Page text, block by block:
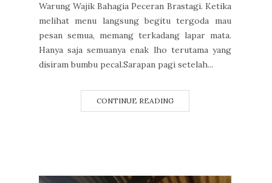
Warung Wajik Bahagia Peceran Brastagi. Ketika
melihat menu langsung begitu tergoda mau
pesan semua, memang terkadang lapar mata.
Hanya saja semuanya enak lho terutama yang
disiram bumbu pecal.Sarapan pagi setelah...
CONTINUE READING